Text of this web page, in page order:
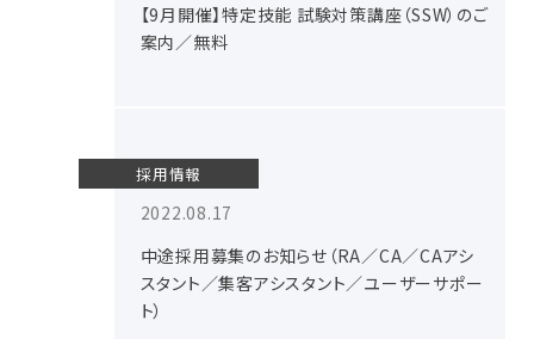
【9月開催】特定技能 試験対策講座（SSW）のご
案内／無料
採用情報
2022.08.17
中途採用募集のお知らせ（RA／CA／CAアシ
スタント／集客アシスタント／ユーザーサポー
ト）